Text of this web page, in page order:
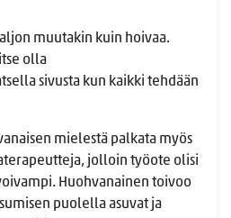
muutakin kuin hoivaa.
olla
sivusta kun kaikki tehdään
mielestä palkata myös
jolloin työote olisi
Huohvanainen toivoo
puolella asuvat ja